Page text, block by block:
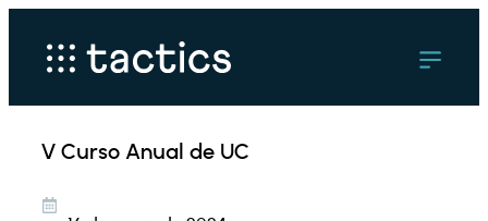
V Curso Anual de UC